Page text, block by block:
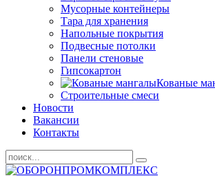
Мусорные контейнеры
Тара для хранения
Напольные покрытия
Подвесные потолки
Панели стеновые
Гипсокартон
Кованые
Строительные смеси
Новости
Вакансии
Контакты